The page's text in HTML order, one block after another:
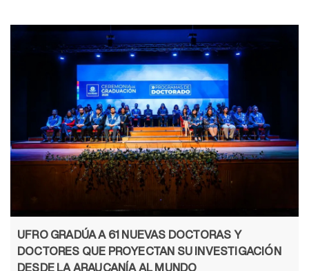
UFRO GRADÚA A 61 NUEVAS DOCTORAS Y
DOCTORES QUE PROYECTAN SU INVESTIGACIÓN
DESDE LA ARAUCANÍA AL MUNDO